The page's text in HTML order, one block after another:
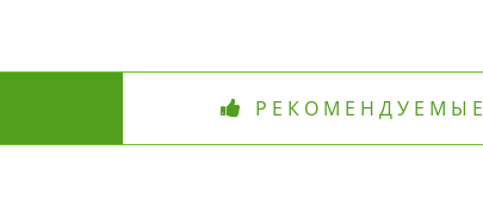
РЕКОМЕНДУЕМЫЕ